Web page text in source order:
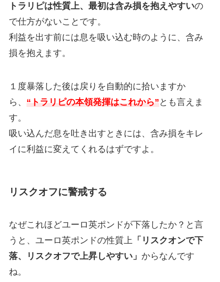
トラリピは性質上、最初は含み損を抱えやすいの
で仕方がないことです。
利益を出す前には息を吸い込む時のように、含み
損を抱えます。
１度暴落した後は戻りを自動的に拾いますか
ら、 “トラリピの本領発揮はこれから”とも言えま
す。
吸い込んだ息を吐き出すときには、含み損をキレ
イに利益に変えてくれるはずですよ。
リスクオフに警戒する
なぜこれほどユーロ英ポンドが下落したか？と言
うと、ユーロ英ポンドの性質上 「リスクオンで下
落、リスクオフで上昇しやすい」 からなんです
ね。